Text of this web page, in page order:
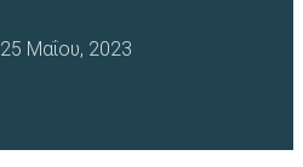
25 Μαΐου, 2023